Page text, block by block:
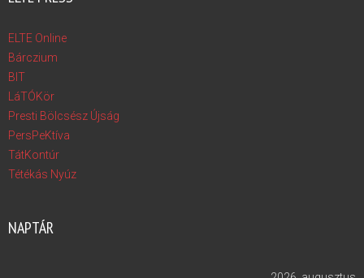
ELTE Online
Bárczium
BIT
LáTÓKör
Presti Bölcsész Újság
PersPeKtíva
TátKontúr
Tétékás Nyúz
NAPTÁR